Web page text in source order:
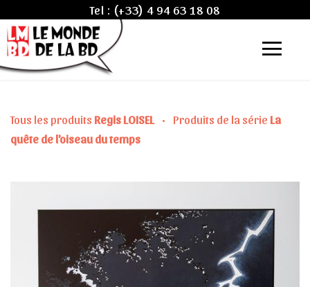
Tel : (+33) 4 94 63 18 08
Tous les produits Regis LOISEL • Produits de la série La
quête de l'oiseau du temps